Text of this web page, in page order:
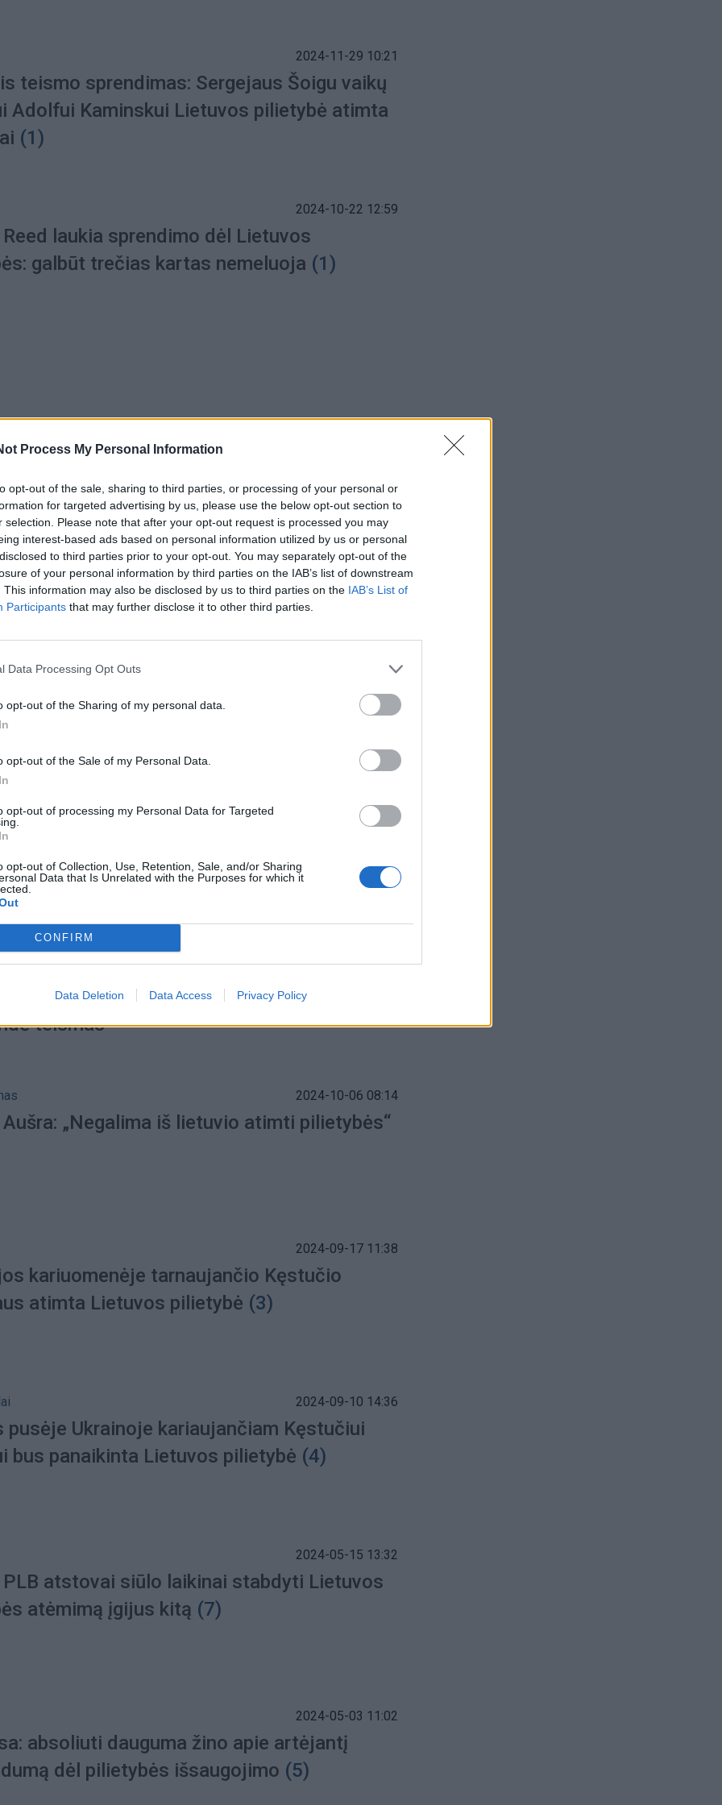
Process My Personal Information
opt-out of the sale, sharing to third parties, or processing of your personal or
for targeted advertising by us, please use the below opt-out section to
selection. Please note that after your opt-out request is processed you may
interest-based ads based on personal information utilized by us or personal
to third parties prior to your opt-out. You may separately opt-out of the
of your personal information by third parties on the IAB’s list of downstream
This information may also be disclosed by us to third parties on the IAB’s List of
Participants that may further disclose it to other third parties.
Data Processing Opt Outs
opt-out of the Sharing of my personal data.
opt-out of the Sale of my Personal Data.
opt-out of processing my Personal Data for Targeted
opt-out of Collection, Use, Retention, Sale, and/or Sharing
Data that Is Unrelated with the Purposes for which it
CONFIRM
Data Deletion Data Access Privacy Policy
2024-11-29 10:21
teismo sprendimas: Sergejaus Šoigu vaikų
Adolfui Kaminskui Lietuvos pilietybė atimta
(1)
2024-10-22 12:59
laukia sprendimo dėl Lietuvos
galbūt trečias kartas nemeluoja (1)
reikalų komisija imsis klausimo dėl Allison
posėdyje dalyvaus ir pati čiuožėja
ir buvusiam KGB darbuotojui Jurijui
Lietuvos pilietybė buvo atimta pagrįstai,
teismas
2024-10-06 08:14
„Negalima iš lietuvio atimti pilietybės“
2024-09-17 11:38
kariuomenėje tarnaujančio Kęstučio
atimta Lietuvos pilietybė (3)
2024-09-10 14:36
pusėje Ukrainoje kariaujančiam Kęstučiui
bus panaikinta Lietuvos pilietybė (4)
2024-05-15 13:32
PLB atstovai siūlo laikinai stabdyti Lietuvos
atėmimą įgijus kitą (7)
2024-05-03 11:02
absoliuti dauguma žino apie artėjantį
dėl pilietybės išsaugojimo (5)